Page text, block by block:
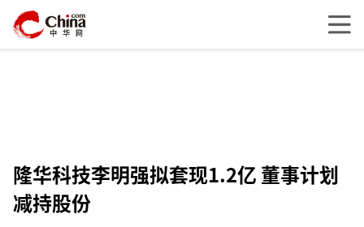
隆华科技李明强拟套现1.2亿 董事计划
减持股份